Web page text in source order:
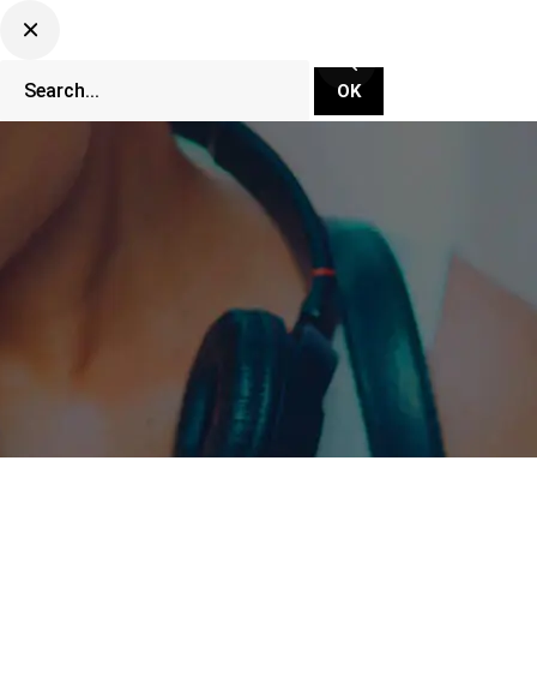
CLUBBING TV NETWORK